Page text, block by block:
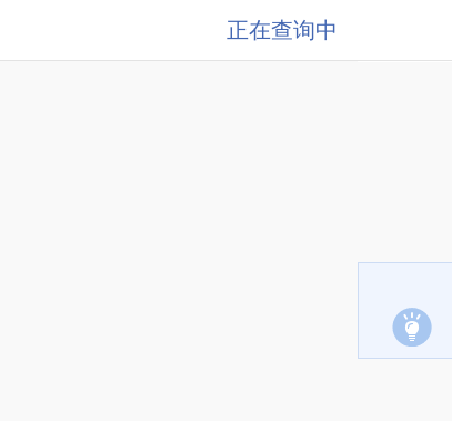
正在查询中